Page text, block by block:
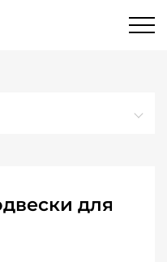
для